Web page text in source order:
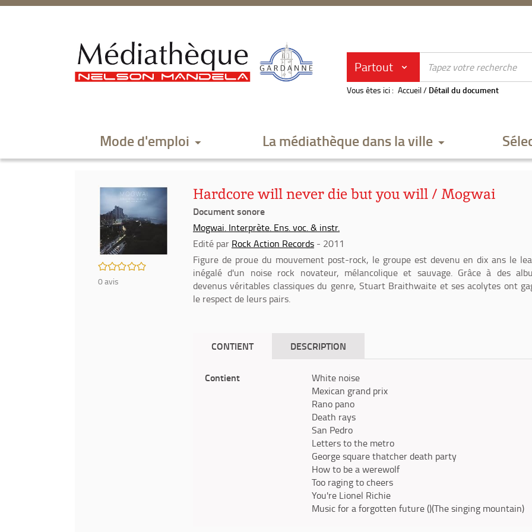
recherche
Partout
Vous êtes ici : Accueil/ Détail du document
Mode d'emploi La médiathèque dans la ville
/5
0avis
Hardcore will never die but you will / Mogwai
Document sonore
Mogwai. Interprète. Ens. voc. & instr.
Edité par Rock Action Records - 2011
Figure de proue du mouvement post-rock, le groupe est devenu en dix ans le
inégalé d'un noise rock novateur, mélancolique et sauvage. Grâce à des
devenus véritables classiques du genre, Stuart Braithwaite et ses acolytes ont
le respect de leurs pairs.
CONTIENT DESCRIPTION
Contient
White noise
Mexican grand prix
Rano pano
Death rays
San Pedro
Letters to the metro
George square thatcher death party
How to be a werewolf
Too raging to cheers
You're Lionel Richie
Music for a forgotten future ()(The singing mountain)